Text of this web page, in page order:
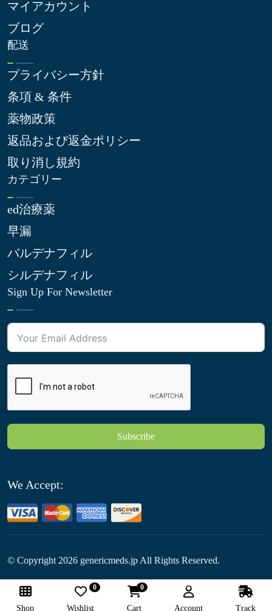
マイアカウント
ブログ
配送
プライバシー方針
条項 & 条件
薬物政策
返品および返金ポリシー
取り消し規約
カテゴリー
ed治療薬
早漏
バルデナフィル
シルデナフィル
Sign Up For Newsletter
Subscribe
We Accept:
© Copyright 2026 genericmeds.jp All Rights Reserved.
Follow Us:
Shop Wishlist
0
Cart
0
Account Track